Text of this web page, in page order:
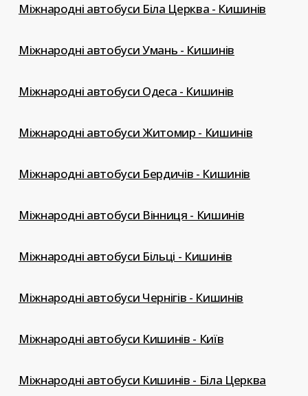
Міжнародні автобуси Біла Церква - Кишинів
Міжнародні автобуси Умань - Кишинів
Міжнародні автобуси Одеса - Кишинів
Міжнародні автобуси Житомир - Кишинів
Міжнародні автобуси Бердичів - Кишинів
Міжнародні автобуси Вінниця - Кишинів
Міжнародні автобуси Більці - Кишинів
Міжнародні автобуси Чернігів - Кишинів
Міжнародні автобуси Кишинів - Київ
Міжнародні автобуси Кишинів - Біла Церква